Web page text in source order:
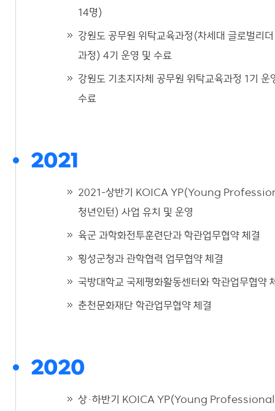
14명)
강원도 공무원 위탁교육과정(차세대 글로벌리더
과정) 4기 운영 및 수료
강원도 기초지자체 공무원 위탁교육과정 1기 운
수료
2021
2021-상반기 KOICA YP(Young
청년인턴) 사업 유치 및 운영
육군 과학화전투훈련단과 학관업무협약 체결
횡성군청과 관학협력 업무협약 체결
국방대학교 국제평화활동센터와 학관업무협약
춘천문화재단 학관업무협약 체결
2020
상·하반기 KOICA YP(Young Professional